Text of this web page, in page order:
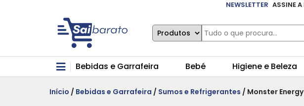
NEWSLETTER ASSINE A
Bebidas e Garrafeira Bebé Higiene e Beleza
Início / Bebidas e Garrafeira / Sumos e Refrigerantes / Monster